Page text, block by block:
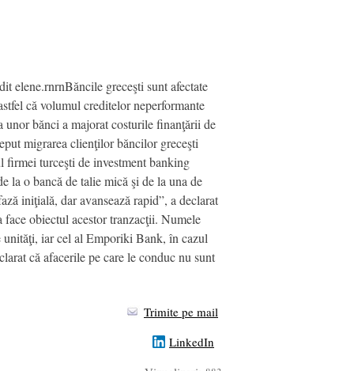
elene.rnrnBăncile greceşti sunt afectate
că volumul creditelor neperformante
unor bănci a majorat costurile finanţării de
migrarea clienţilor băncilor greceşti
firmei turceşti de investment banking
la o bancă de talie mică şi de la una de
iniţială, dar avansează rapid”, a declarat
obiectul acestor tranzacţii. Numele
iar cel al Emporiki Bank, în cazul
că afacerile pe care le conduc nu sunt
Trimite pe mail
LinkedIn